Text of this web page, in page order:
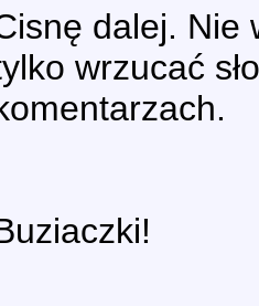
dalej. Nie
wrzucać